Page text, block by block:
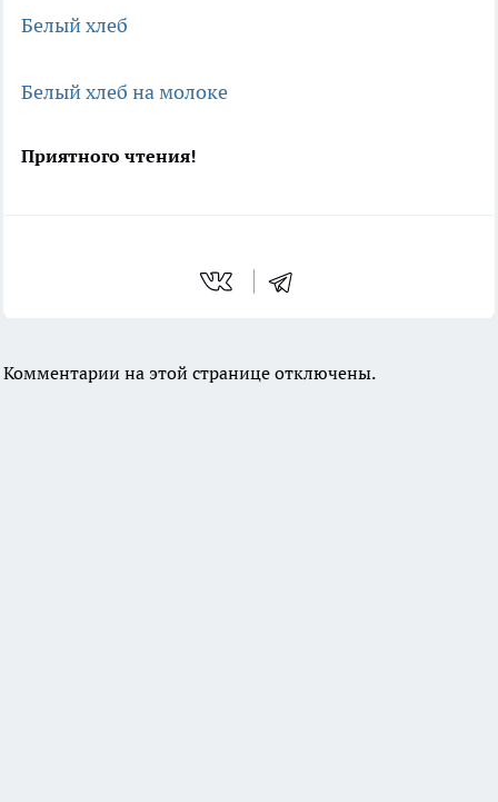
Белый хлеб
Белый хлеб на молоке
Приятного чтения!
Комментарии на этой странице отключены.